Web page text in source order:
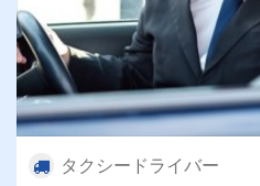
タクシードライバー